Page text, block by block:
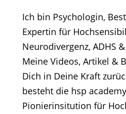
Ich bin Psychologin,
Expertin für
Neurodivergenz, ADHS
Meine Videos, Artikel &
Dich in Deine Kraft
besteht die hsp
Pionierinsitution für